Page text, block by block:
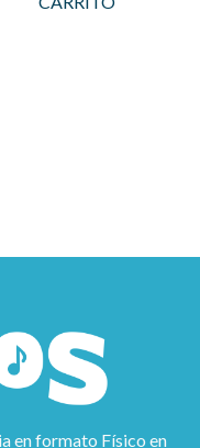
en formato Físico en